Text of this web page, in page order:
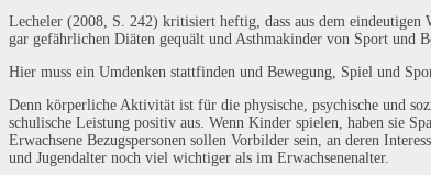
Lecheler (2008, S. 242) kritisiert heftig, dass aus dem eindeutigen
gar gefährlichen Diäten gequält und Asthmakinder von Sport und
Hier muss ein Umdenken stattfinden und Bewegung, Spiel und
Denn körperliche Aktivität ist für die physische, psychische und
schulische Leistung positiv aus. Wenn Kinder spielen, haben sie
Erwachsene Bezugspersonen sollen Vorbilder sein, an deren
und Jugendalter noch viel wichtiger als im Erwachsenenalter.